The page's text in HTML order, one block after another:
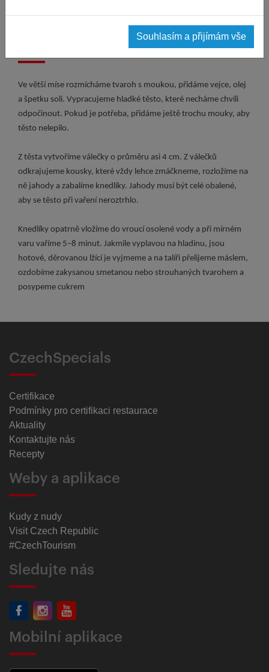
Ve větší míse rozmícháme tvaroh s moukou, přidáme vejce, olej
a špetku soli. Vypracujeme hladké těsto, které necháme chvíli
odpočinout. Pokud je potřeba, přidáme ještě trochu mouky, aby
těsto nelepilo.
Z těsta vytvoříme válečky o průměru asi 4 cm. Z válečků
odkrajujeme kousky, které vždy lehce zmáčkneme, rozložíme na
ně jahody a zabalíme knedlíky. Jahody musí být celé obalené,
aby se těsto při vaření neroztrhlo.
Knedlíky opatrně vložíme do vroucí osolené vody a při mírném
varu vaříme 5–8 minut. Jakmile vyplavou na hladinu, jsou
hotové, děrovanou lžící je vyjmeme a na talíři přelijeme máslem,
ozdobíme zakysanou smetanou nebo strouhaných tvarohem a
posypeme cukrem
CzechSpecials
Certifikace
Podmínky pro certifikaci restaurace
Aktuality
Kontaktujte nás
Recepty
Weby a aplikace
Kudy z nudy
Visit Czech Republic
#CzechTourism
Sledujte nás
Mobilní aplikace
Souhlasím a přijímám vše